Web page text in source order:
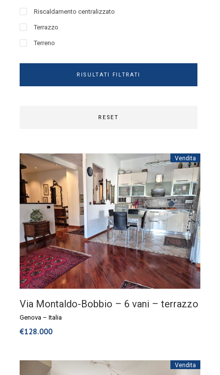
Riscaldamento centralizzato
Terrazzo
Terreno
RISULTATI FILTRATI
RESET
Vendita
Via Montaldo-Bobbio – 6 vani – terrazzo
Genova – Italia
€128.000
Vendita